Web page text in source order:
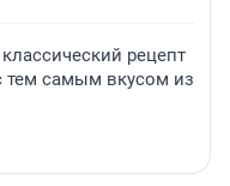
рецепт
тем самым вкусом из